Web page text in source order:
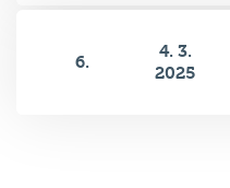
6.
4. 3.
2025